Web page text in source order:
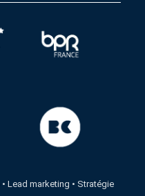
•Lead marketing • Stratégie